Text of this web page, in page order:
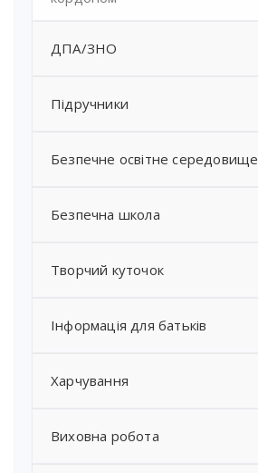
ДПА/ЗНО
Підручники
Безпечне освітне середовище
Безпечна школа
Творчий куточок
Інформація для батьків
Харчування
Виховна робота